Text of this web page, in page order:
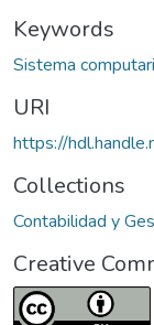
Keywords
Sistema
URI
https://
Collections
Contabilidad y
Creative